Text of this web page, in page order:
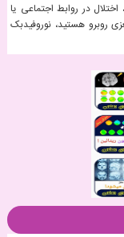
در روابط اجتماعی یا
روبرو هستید، نوروفیدبک